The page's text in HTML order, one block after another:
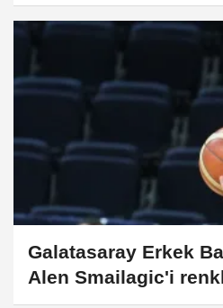
Galatasaray Erkek
Alen Smailagic'i